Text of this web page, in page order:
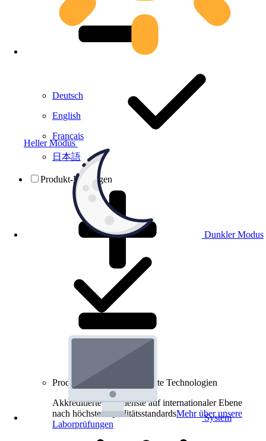
Heller Modus
Dunkler Modus
System
Deutsch
English
Français
日本語
Produkt-Prüfungen
Produkt-Prüfungen für smarte Technologien
Akkreditierte Prüfdienste auf internationaler Ebene
nach höchsten QualitätsstandardsMehr über unsere
Laborprüfungen